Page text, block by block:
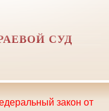
СУД
закон от